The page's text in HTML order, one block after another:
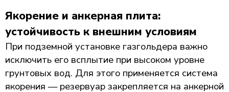
Якорение и анкерная плита:
устойчивость к внешним условиям
При подземной установке газгольдера важно
исключить его всплытие при высоком уровне
грунтовых вод. Для этого применяется система
якорения — резервуар закрепляется на анкерной